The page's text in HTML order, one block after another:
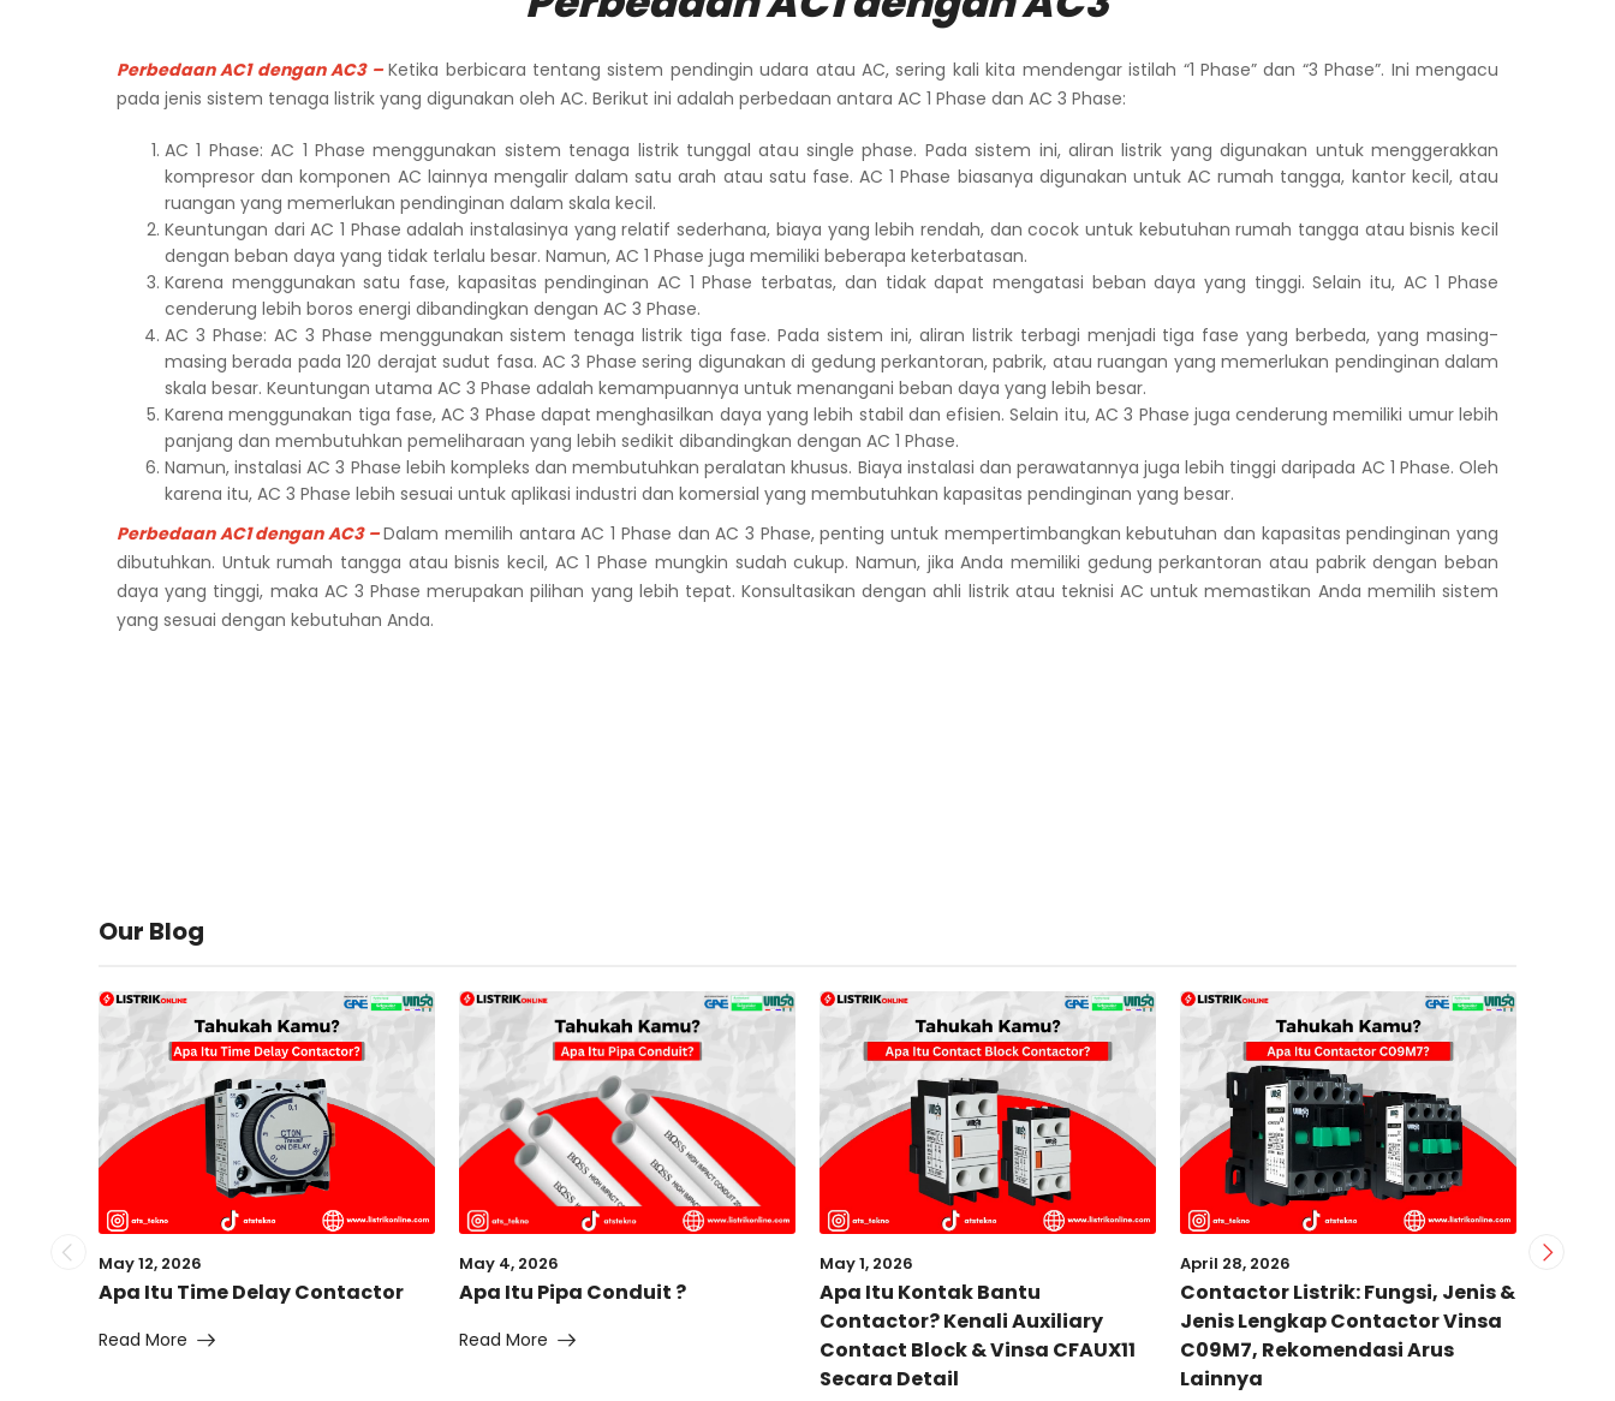
Perbedaan AC1 dengan AC3 – Ketika berbicara tentang sistem pendingin udara atau AC, sering kali kita mendengar istilah “1 Phase” dan “3 Phase”. Ini mengacu
pada jenis sistem tenaga listrik yang digunakan oleh AC. Berikut ini adalah perbedaan antara AC 1 Phase dan AC 3 Phase:
AC 1 Phase: AC 1 Phase menggunakan sistem tenaga listrik tunggal atau single phase. Pada sistem ini, aliran listrik yang digunakan untuk menggerakkan
kompresor dan komponen AC lainnya mengalir dalam satu arah atau satu fase. AC 1 Phase biasanya digunakan untuk AC rumah tangga, kantor kecil, atau
ruangan yang memerlukan pendinginan dalam skala kecil.
Keuntungan dari AC 1 Phase adalah instalasinya yang relatif sederhana, biaya yang lebih rendah, dan cocok untuk kebutuhan rumah tangga atau bisnis kecil
dengan beban daya yang tidak terlalu besar. Namun, AC 1 Phase juga memiliki beberapa keterbatasan.
Karena menggunakan satu fase, kapasitas pendinginan AC 1 Phase terbatas, dan tidak dapat mengatasi beban daya yang tinggi. Selain itu, AC 1 Phase
cenderung lebih boros energi dibandingkan dengan AC 3 Phase.
AC 3 Phase: AC 3 Phase menggunakan sistem tenaga listrik tiga fase. Pada sistem ini, aliran listrik terbagi menjadi tiga fase yang berbeda, yang masing-
masing berada pada 120 derajat sudut fasa. AC 3 Phase sering digunakan di gedung perkantoran, pabrik, atau ruangan yang memerlukan pendinginan dalam
skala besar. Keuntungan utama AC 3 Phase adalah kemampuannya untuk menangani beban daya yang lebih besar.
Karena menggunakan tiga fase, AC 3 Phase dapat menghasilkan daya yang lebih stabil dan efisien. Selain itu, AC 3 Phase juga cenderung memiliki umur lebih
panjang dan membutuhkan pemeliharaan yang lebih sedikit dibandingkan dengan AC 1 Phase.
Namun, instalasi AC 3 Phase lebih kompleks dan membutuhkan peralatan khusus. Biaya instalasi dan perawatannya juga lebih tinggi daripada AC 1 Phase. Oleh
karena itu, AC 3 Phase lebih sesuai untuk aplikasi industri dan komersial yang membutuhkan kapasitas pendinginan yang besar.
Perbedaan AC1 dengan AC3 –Dalam memilih antara AC 1 Phase dan AC 3 Phase, penting untuk mempertimbangkan kebutuhan dan kapasitas pendinginan yang
dibutuhkan. Untuk rumah tangga atau bisnis kecil, AC 1 Phase mungkin sudah cukup. Namun, jika Anda memiliki gedung perkantoran atau pabrik dengan beban
daya yang tinggi, maka AC 3 Phase merupakan pilihan yang lebih tepat. Konsultasikan dengan ahli listrik atau teknisi AC untuk memastikan Anda memilih sistem
yang sesuai dengan kebutuhan Anda.
Our Blog
May 12, 2026
Apa Itu Time Delay Contactor
Read More
May 4, 2026
Apa Itu Pipa Conduit ?
Read More
May 1, 2026
Apa Itu Kontak Bantu
Contactor? Kenali Auxiliary
Contact Block & Vinsa CFAUX11
Secara Detail
April 28, 2026
Contactor Listrik: Fungsi, Jenis &
Jenis Lengkap Contactor Vinsa
C09M7, Rekomendasi Arus
Lainnya
April 26,